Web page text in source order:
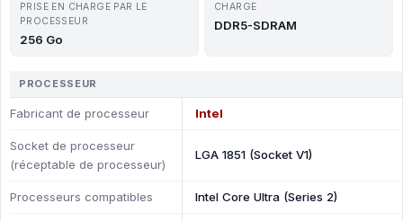
PRISE EN CHARGE PAR LE
PROCESSEUR
256 Go
CHARGE
DDR5-SDRAM
PROCESSEUR
Fabricant de processeur Intel
Socket de processeur
(réceptable de processeur)
LGA 1851 (Socket V1)
Processeurs compatibles Intel Core Ultra (Series 2)